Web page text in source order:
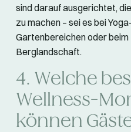
sind darauf ausgerichtet,
zu machen – sei es bei
Gartenbereichen oder beim
Berglandschaft.
4. Welche
Wellness-
können